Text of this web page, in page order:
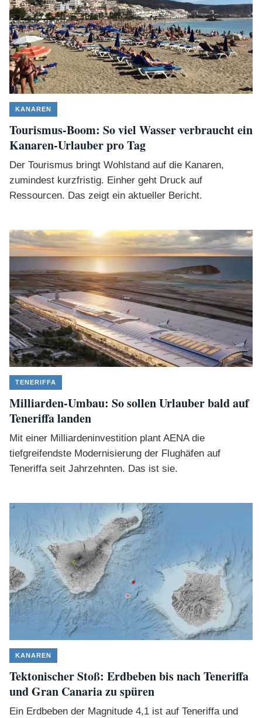
KANAREN
Tourismus-Boom: So viel Wasser verbraucht ein
Kanaren-Urlauber pro Tag
Der Tourismus bringt Wohlstand auf die Kanaren,
zumindest kurzfristig. Einher geht Druck auf
Ressourcen. Das zeigt ein aktueller Bericht.
TENERIFFA
Milliarden-Umbau: So sollen Urlauber bald auf
Teneriffa landen
Mit einer Milliardeninvestition plant AENA die
tiefgreifendste Modernisierung der Flughäfen auf
Teneriffa seit Jahrzehnten. Das ist sie.
KANAREN
Tektonischer Stoß: Erdbeben bis nach Teneriffa
und Gran Canaria zu spüren
Ein Erdbeben der Magnitude 4,1 ist auf Teneriffa und